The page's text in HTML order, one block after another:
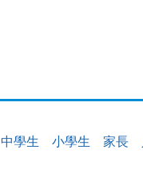
中學生 小學生 家長